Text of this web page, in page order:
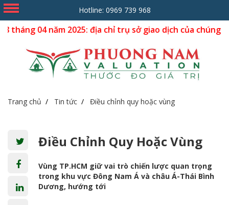
Hotline: 0969 739 968
năm 2025: địa chỉ trụ sở giao dịch của chúng tôi dời
Trang chủ Tin tức Điều chỉnh quy hoặc vùng
Điều Chỉnh Quy Hoặc Vùng
Vùng TP.HCM giữ vai trò chiến lược quan trọng
trong khu vực Đông Nam Á và châu Á-Thái Bình
Dương, hướng tới